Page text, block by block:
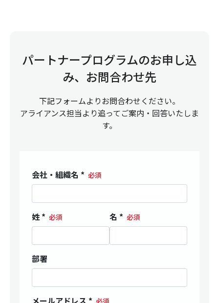
パートナープログラムのお申し込
み、お問合わせ先
下記フォームよりお問合わせください。
アライアンス担当より追ってご案内・回答いたしま
す。